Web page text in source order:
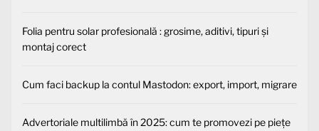
Folia pentru solar profesională : grosime, aditivi, tipuri și
montaj corect
Cum faci backup la contul Mastodon: export, import, migrare
Advertoriale multilimbă în 2025: cum te promovezi pe piețe